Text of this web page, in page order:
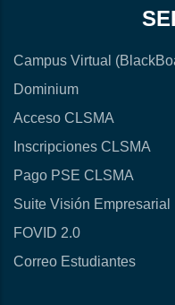
Campus Virtual
Dominium
Acceso CLSMA
Inscripciones CLSMA
Pago PSE CLSMA
Suite Visión Empresarial
FOVID 2.0
Correo Estudiantes